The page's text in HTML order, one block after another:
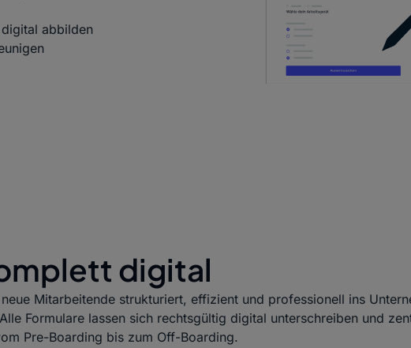
abbilden
digital
Mitarbeitende strukturiert, effizient und professionell ins
Formulare lassen sich rechtsgültig digital unterschreiben und
Pre-Boarding bis zum Off-Boarding.